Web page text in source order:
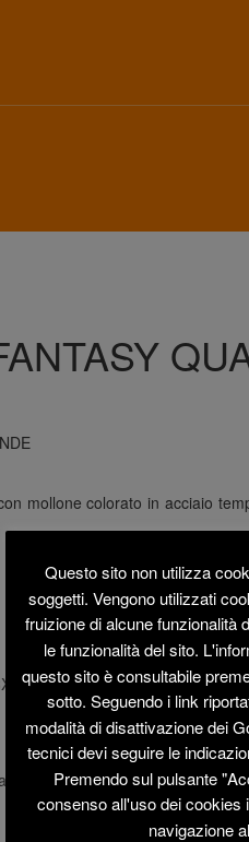
mollone colorato in acciaio
Questo sito non utilizza
soggetti. Vengono utilizzati
fruizione di alcune funzionalità
le funzionalità del sito.
questo sito è consultabile
sotto. Seguendo i link
modalità di disattivazione dei
tecnici devi seguire le
Premendo sul pulsante
consenso all'uso dei cookies
navigazione